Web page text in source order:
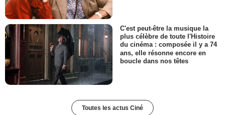
C'est peut-être la musique la
plus célèbre de toute l'Histoire
du cinéma : composée il y a 74
ans, elle résonne encore en
boucle dans nos têtes
Toutes les actus Ciné